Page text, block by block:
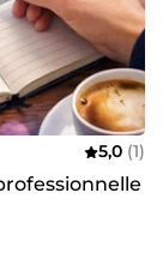
5,0 (1)